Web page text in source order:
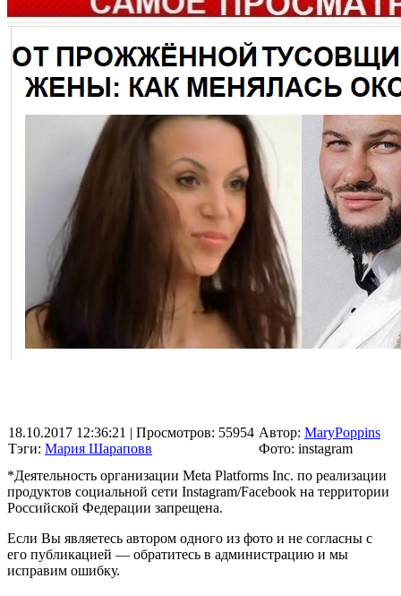
18.10.2017 12:36:21 | Просмотров: 55954
Тэги: Мария Шараповв
Автор: MaryPoppins
Фото: instagram
*Деятельность организации Meta Platforms Inc. по реализации
продуктов социальной сети Instagram/Facebook на территории
Российской Федерации запрещена.
Если Вы являетесь автором одного из фото и не согласны с
его публикацией — обратитесь в администрацию и мы
исправим ошибку.